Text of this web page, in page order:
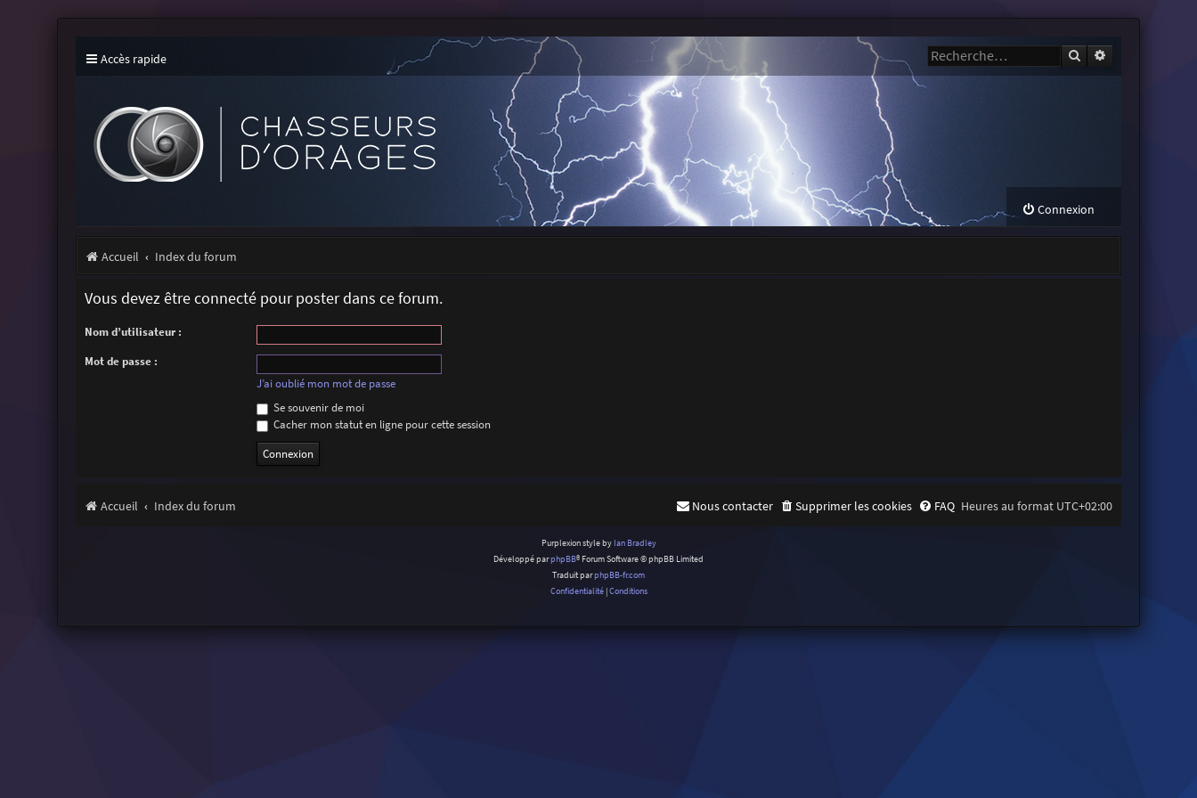
Accès rapide Rechercher
Connexion
Accueil Index du forum
Vous devez être connecté pour poster dans ce forum.
Nom d’utilisateur :
Mot de passe :
J’ai oublié mon mot de passe
Se souvenir de moi
Cacher mon statut en ligne pour cette session
Accueil Index du forum Heures au format UTC+02:00
FAQ
Supprimer les cookies
Nous contacter
Purplexion style by Ian Bradley
Développé parphpBB® Forum Software © phpBB Limited
Traduit parphpBB-fr.com
Confidentialité|Conditions